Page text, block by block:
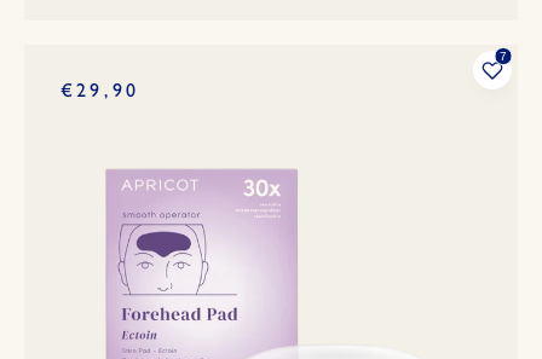
€29,90